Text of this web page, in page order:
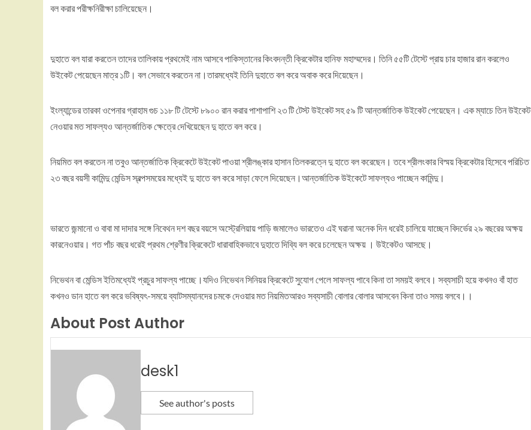
বল করার পরীক্ষনিরীক্ষা চালিয়েছেন।
দুহাতে বল যারা করতেন তাদের তালিকায় প্রথমেই নাম আসবে পাকিস্তানের কিংবদন্তী ক্রিকেটার হানিফ মহাম্মদের। তিনি ৫৫টি টেস্টে প্রায় চার হাজার রান করলেও
উইকেট পেয়েছেন মাত্র ১টি। বল সেভাবে করতেন না।তারমধ্যেই তিনি দুহাতে বল করে অবাক করে দিয়েছেন।
ইংল্যান্ডের তারকা ওপেনার গ্রাহাম গুচ ১১৮ টি টেস্টে ৮৯০০ রান করার পাশাপাশি ২৩ টি টেস্ট উইকেট সহ ৫৯ টি আন্তর্জাতিক উইকেট পেয়েছেন। এক ম্যাচে তিন উইকেট
নেওয়ার মত সাফল্যও আন্তর্জাতিক ক্ষেত্রে দেখিয়েছেন দু হাতে বল করে।
নিয়মিত বল করতেন না তবুও আন্তর্জাতিক ক্রিকেটে উইকেট পাওয়া শ্রীলঙ্কার হাসান তিলকরত্নে দু হাতে বল করেছেন। তবে শ্রীলংকার বিস্ময় ক্রিকেটার হিসেবে পরিচিত
২৩ বছর বয়সী কামিন্দু মেন্ডিস স্বল্পসময়ের মধ্যেই দু হাতে বল করে সাড়া ফেলে দিয়েছেন।আন্তর্জাতিক উইকেটে সাফল্যও পাচ্ছেন কামিন্দু।
ভারতে জন্মানো ও বাবা মা দাদার সঙ্গে নিবেথন দশ বছর বয়সে অস্ট্রেলিয়ায় পাড়ি জমালেও ভারতেও এই ঘরানা অনেক দিন ধরেই চালিয়ে যাচ্ছেন বিদর্ভের ২৯ বছরের অক্ষয়
কারনেওয়ার। গত পাঁচ বছর ধরেই প্রথম শ্রেণীর ক্রিকেটে ধারাবাহিকভাবে দুহাতে দিব্যি বল করে চলেছেন অক্ষয় । উইকেটও আসছে।
নিভেথন বা মেন্ডিস ইতিমধ্যেই প্রচুর সাফল্য পাচ্ছে।যদিও নিভেথন সিনিয়র ক্রিকেটে সুযোগ পেলে সাফল্য পাবে কিনা তা সময়ই বলবে। সব্যসাচী হয়ে কখনও বাঁ হাত
কখনও ডান হাতে বল করে ভবিষ্যৎ-সময়ে ব্যাটসম্যানদের চমকে দেওয়ার মত নিয়মিতআরও সব্যসাচী বোলার বোলার আসবেন কিনা তাও সময় বলবে।।
About Post Author
desk1
See author's posts